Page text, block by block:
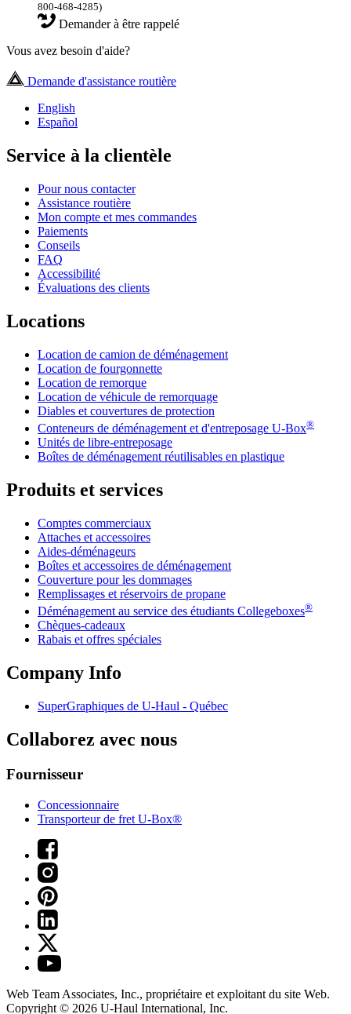
800-468-4285)
Demander à être rappelé
Vous avez besoin d'aide?
Demande d'assistance routière
English
Español
Service à la clientèle
Pour nous contacter
Assistance routière
Mon compte et mes commandes
Paiements
Conseils
FAQ
Accessibilité
Évaluations des clients
Locations
Location de camion de déménagement
Location de fourgonnette
Location de remorque
Location de véhicule de remorquage
Diables et couvertures de protection
Conteneurs de déménagement et d'entreposage U-Box®
Unités de libre-entreposage
Boîtes de déménagement réutilisables en plastique
Produits et services
Comptes commerciaux
Attaches et accessoires
Aides-déménageurs
Boîtes et accessoires de déménagement
Couverture pour les dommages
Remplissages et réservoirs de propane
Déménagement au service des étudiants Collegeboxes®
Chèques-cadeaux
Rabais et offres spéciales
Company Info
SuperGraphiques de U-Haul - Québec
Collaborez avec nous
Fournisseur
Concessionnaire
Transporteur de fret U-Box®
Web Team Associates, Inc., propriétaire et exploitant du site Web.
Copyright © 2026 U-Haul International, Inc.